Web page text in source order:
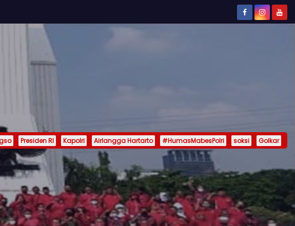
Presiden RI Kapolri Airlangga Hartarto #HumasMabesPolri soksi Golkar